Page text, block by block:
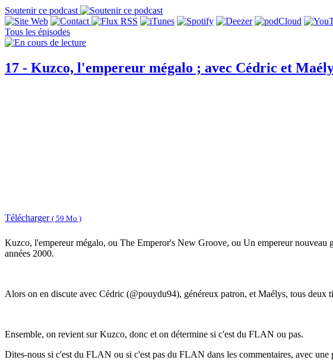
Soutenir ce podcast
Tous les épisodes
17 - Kuzco, l'empereur mégalo ; avec Cédric et
Télécharger ( 59 Mo )
Kuzco, l'empereur mégalo, ou The Emperor's New Groove, ou Un empereur nouveau
années 2000.
Alors on en discute avec Cédric (@pouydu94), généreux patron, et Maélys, tous deux
Ensemble, on revient sur Kuzco, donc et on détermine si c'est du FLAN ou pas.
Dites-nous si c'est du FLAN ou si c'est pas du FLAN dans les commentaires, avec